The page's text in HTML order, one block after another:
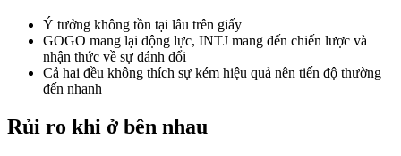
Ý tưởng không tồn tại lâu trên giấy
GOGO mang lại động lực, INTJ mang đến chiến lược và
nhận thức về sự đánh đổi
Cả hai đều không thích sự kém hiệu quả nên tiến độ thường
đến nhanh
Rủi ro khi ở bên nhau